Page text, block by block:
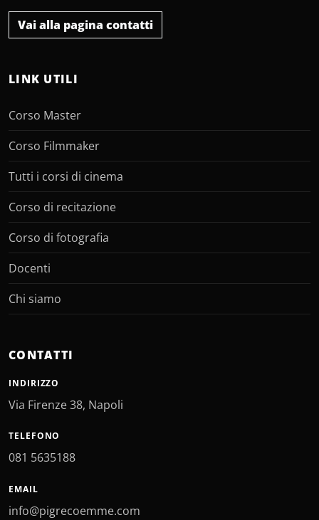
Vai alla pagina contatti
LINK UTILI
Corso Master
Corso Filmmaker
Tutti i corsi di cinema
Corso di recitazione
Corso di fotografia
Docenti
Chi siamo
CONTATTI
INDIRIZZO
Via Firenze 38, Napoli
TELEFONO
081 5635188
EMAIL
info@pigrecoemme.com